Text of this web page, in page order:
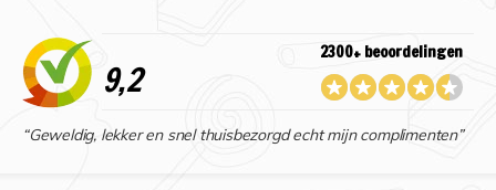
9,2
2300+ beoordelingen
“Geweldig, lekker en snel thuisbezorgd echt mijn complimenten”